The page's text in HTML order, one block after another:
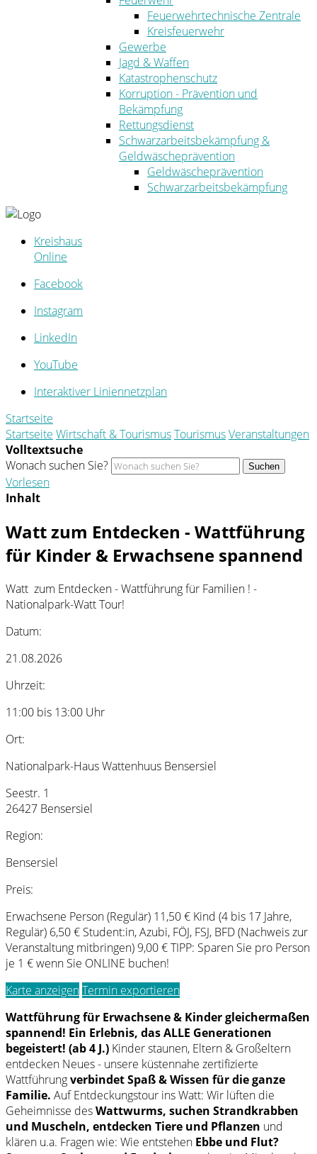
Feuerwehrtechnische Zentrale
Kreisfeuerwehr
Gewerbe
Jagd & Waffen
Katastrophenschutz
Korruption - Prävention und
Bekämpfung
Rettungsdienst
Schwarzarbeitsbekämpfung &
Geldwäscheprävention
Geldwäscheprävention
Schwarzarbeitsbekämpfung
Kreishaus
Online
Facebook
Instagram
LinkedIn
YouTube
Interaktiver Liniennetzplan
Startseite
Startseite Wirtschaft & TourismusTourismusVeranstaltungen
Volltextsuche
Wonach suchen Sie?
Suchen
Vorlesen
Inhalt
Watt zum Entdecken - Wattführung
für Kinder & Erwachsene spannend
Watt zum Entdecken - Wattführung für Familien ! -
Nationalpark-Watt Tour!
Datum:
21.08.2026
Uhrzeit:
11:00 bis 13:00 Uhr
Ort:
Nationalpark-Haus Wattenhuus Bensersiel
Seestr. 1
26427 Bensersiel
Region:
Bensersiel
Preis:
Erwachsene Person (Regulär) 11,50 € Kind (4 bis 17 Jahre,
Regulär) 6,50 € Student:in, Azubi, FÖJ, FSJ, BFD (Nachweis zur
Veranstaltung mitbringen) 9,00 € TIPP: Sparen Sie pro Person
je 1 € wenn Sie ONLINE buchen!
Karte anzeigenTermin exportieren
Wattführung für Erwachsene & Kinder gleichermaßen
spannend! Ein Erlebnis, das ALLE Generationen
begeistert! (ab 4 J.) Kinder staunen, Eltern & Großeltern
entdecken Neues - unsere küstennahe zertifizierte
Wattführungverbindet Spaß & Wissen für die ganze
Familie. Auf Entdeckungstour ins Watt: Wir lüften die
Geheimnisse desWattwurms, suchen Strandkrabben
und Muscheln, entdecken Tiere und Pflanzen und
klären u.a. Fragen wie: Wie entstehen Ebbe und Flut?